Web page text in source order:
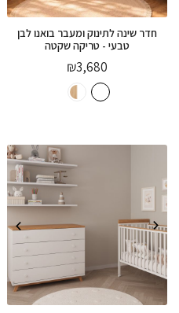
חדר שינה לתינוק ומעבר בואנו לבן
טבעי - טריקה שקטה
₪3,680